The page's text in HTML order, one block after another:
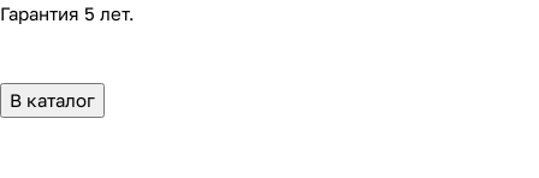
Гарантия 5 лет.
В каталог